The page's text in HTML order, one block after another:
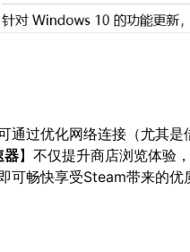
通过优化网络连接（尤其是
器】不仅提升商店浏览体验
可畅快享受Steam带来的优